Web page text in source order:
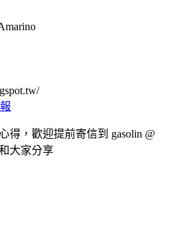
得，歡迎提前寄信到 gasolin @
大家分享